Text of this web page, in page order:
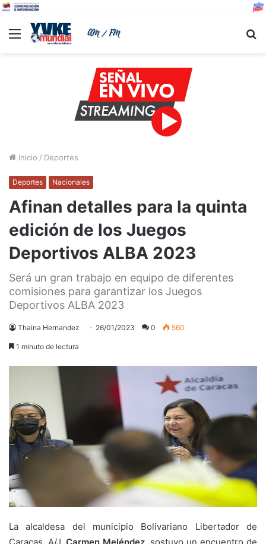
Menu
Inicio / Deportes
Deportes Nacionales
Afinan detalles para la quinta
edición de los Juegos
Deportivos ALBA 2023
Será un gran trabajo en equipo de diferentes
comisiones para garantizar los Juegos
Deportivos ALBA 2023
Thaina Hernandez 26/01/2023 0 560
1 minuto de lectura
La alcaldesa del municipio Bolivariano Libertador de